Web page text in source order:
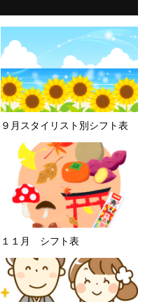
９月スタイリスト別シフト表
１１月 シフト表